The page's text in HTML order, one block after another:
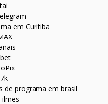
em Curitiba
de programa em brasil